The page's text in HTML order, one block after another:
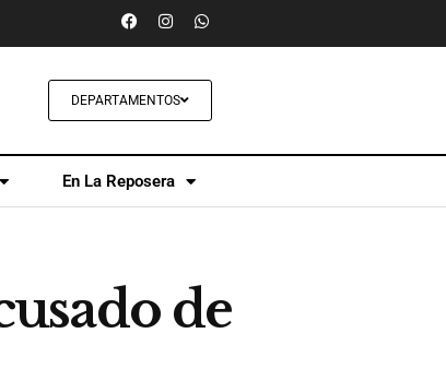
DEPARTAMENTOS
En La Reposera
de